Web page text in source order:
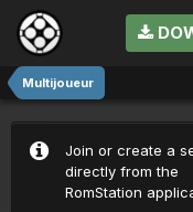
Multijoueur
Join or create a
directly from the
RomStation